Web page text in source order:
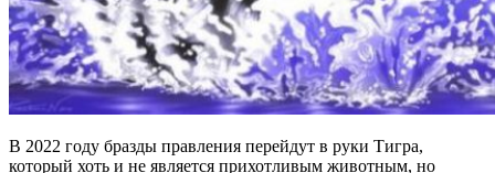
В 2022 году бразды правления перейдут в руки Тигра,
который хоть и не является прихотливым животным, но